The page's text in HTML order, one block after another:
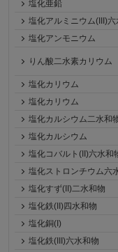
塩化亜鉛
塩化アルミニウム(III)六
塩化アンモニウム
りん酸二水素カリウム
塩化カリウム
塩化カリウム
塩化カルシウム二水和
塩化カルシウム
塩化コバルト(II)六水和
塩化ストロンチウム六
塩化すず(II)二水和物
塩化鉄(II)四水和物
塩化銅(I)
塩化鉄(III)六水和物